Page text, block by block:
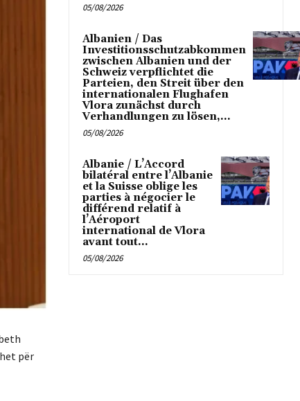
për
05/08/2026
Albanien / Das
Investitionsschutzabkommen
zwischen Albanien und der
Schweiz verpflichtet die
Parteien, den Streit über den
internationalen Flughafen
Vlora zunächst durch
Verhandlungen zu lösen,...
05/08/2026
Albanie / L’Accord
bilatéral entre l’Albanie
et la Suisse oblige les
parties à négocier le
différend relatif à
l’Aéroport
international de Vlora
avant tout...
05/08/2026